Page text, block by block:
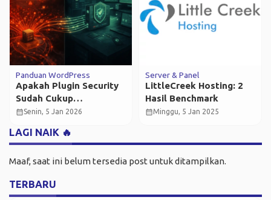
Panduan WordPress
Apakah Plugin Security
Sudah Cukup
Mengamankan
calendar_monthSenin, 5 Jan 2026
Server & Panel
LittleCreek Hosting: 2
Hasil Benchmark
calendar_monthMinggu, 5 Jan 2025
LAGI NAIK 🔥
Maaf, saat ini belum tersedia post untuk ditampilkan.
TERBARU